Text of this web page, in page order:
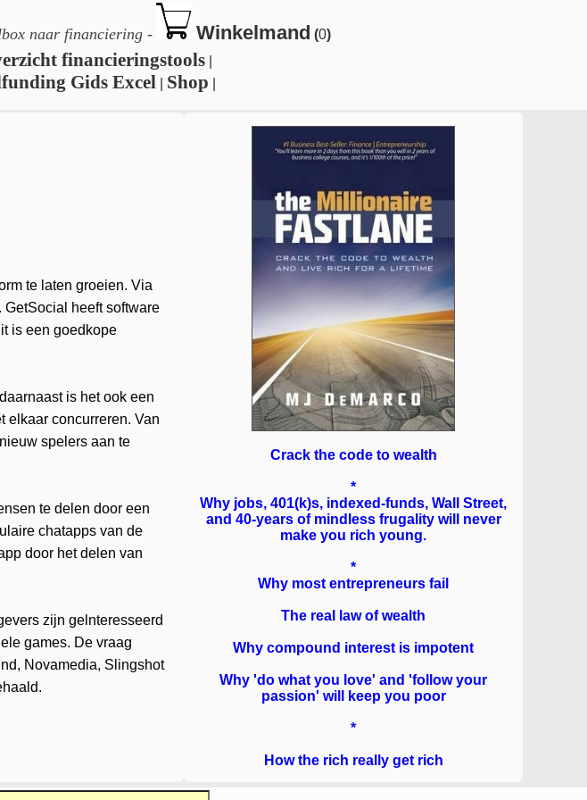
naar financiering - Winkelmand (0)
financieringstools
Gids Excel Shop
te laten groeien. Via
heeft software
is een goedkope
is het ook een
elkaar concurreren. Van
spelers aan te
te delen door een
chatapps van de
door het delen van
zijn gelnteresseerd
games. De vraag
Novamedia, Slingshot
Crack the code to wealth
*
Why jobs, 401(k)s, indexed-funds, Wall Street,
and 40-years of mindless frugality will never
make you rich young.
*
Why most entrepreneurs fail
The real law of wealth
Why compound interest is impotent
Why 'do what you love' and 'follow your
passion' will keep you poor
*
How the rich really get rich